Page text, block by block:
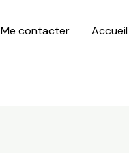
Me contacter Accueil